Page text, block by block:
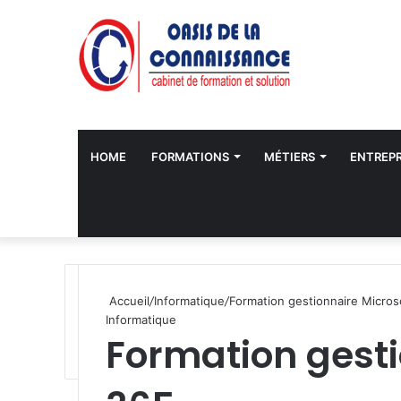
HOME FORMATIONS MÉTIERS
Accueil/Informatique/Formation gestionnaire
Informatique
Formation